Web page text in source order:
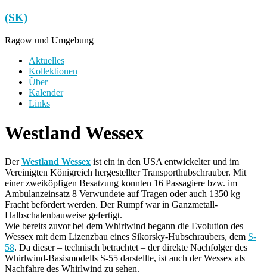
Zum
Inhalt
springen
(SK)
Ragow und Umgebung
Menü
Aktuelles
Kollektionen
Über
Kalender
Links
Westland Wessex
DerWestland Wessex ist ein in den USA entwickelter und im
Vereinigten Königreich hergestellter Transporthubschrauber. Mit
einer zweiköpfigen Besatzung konnten 16 Passagiere bzw. im
Ambulanzeinsatz 8 Verwundete auf Tragen oder auch 1350 kg
Fracht befördert werden. Der Rumpf war in Ganzmetall-
Halbschalenbauweise gefertigt.
Wie bereits zuvor bei dem Whirlwind begann die Evolution des
Wessex mit dem Lizenzbau eines Sikorsky-Hubschraubers, dem S-
58. Da dieser – technisch betrachtet – der direkte Nachfolger des
Whirlwind-Basismodells S-55 darstellte, ist auch der Wessex als
Nachfahre des Whirlwind zu sehen.